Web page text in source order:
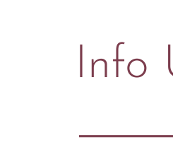
Info